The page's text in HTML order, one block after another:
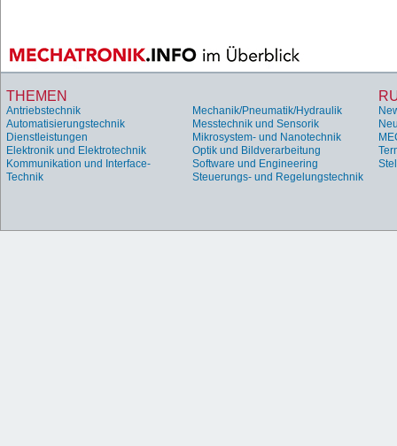
THEMEN
Antriebstechnik
Automatisierungstechnik
Dienstleistungen
Elektronik und Elektrotechnik
Kommunikation und Interface-
Technik
Mechanik/Pneumatik/Hydraulik
Messtechnik und Sensorik
Mikrosystem- und Nanotechnik
Optik und Bildverarbeitung
Software und Engineering
Steuerungs- und Regelungstechnik